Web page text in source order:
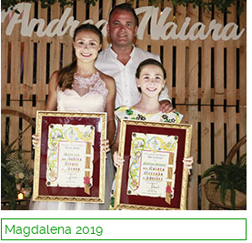
Magdalena 2019